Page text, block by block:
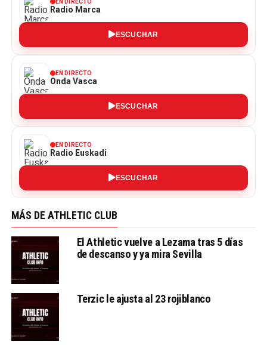
EN DIRECTO
Radio Marca
ESCUCHAR
EN DIRECTO
Onda Vasca
ESCUCHAR
EN DIRECTO
Radio Euskadi
ESCUCHAR
MÁS DE ATHLETIC CLUB
El Athletic vuelve a Lezama tras 5 días
de descanso y ya mira Sevilla
Terzic le ajusta al 23 rojiblanco